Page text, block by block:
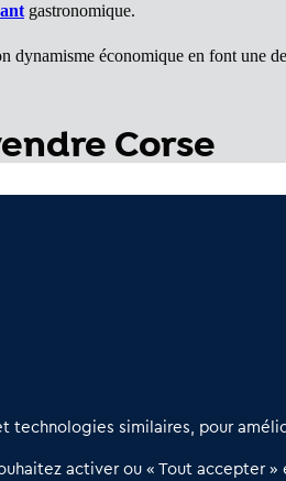
gastronomique.
dynamisme économique en font une
Corse
technologies similaires, pour
activer ou « Tout accepter